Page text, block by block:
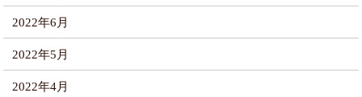
2022年6月
2022年5月
2022年4月